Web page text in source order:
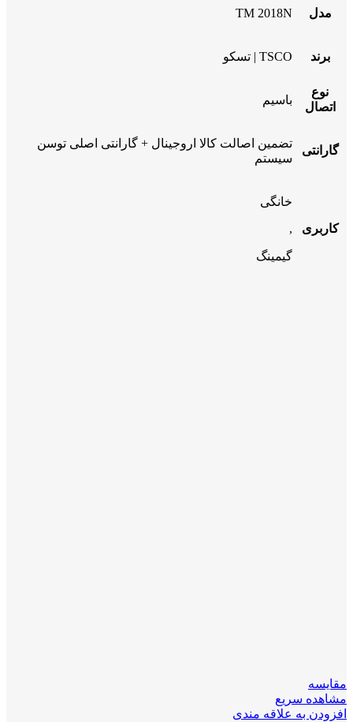
مدل TM 2018N
برند TSCO | تسکو
نوع
اتصال
باسیم
گارانتی
تضمین اصالت کالا اروجینال + گارانتی اصلی توسن
سیستم
کاربری
خانگی
,
گیمینگ
مقایسه
مشاهده سریع
افزودن به علاقه مندی